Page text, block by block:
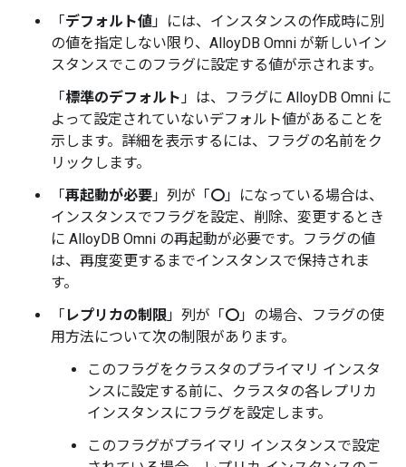
「デフォルト値」には、インスタンスの作成時に別
の値を指定しない限り、AlloyDB Omni が新しいイン
スタンスでこのフラグに設定する値が示されます。
「標準のデフォルト」は、フラグに AlloyDB Omni に
よって設定されていないデフォルト値があることを
示します。詳細を表示するには、フラグの名前をク
リックします。
「再起動が必要」列が「〇」になっている場合は、
インスタンスでフラグを設定、削除、変更するとき
に AlloyDB Omni の再起動が必要です。フラグの値
は、再度変更するまでインスタンスで保持されま
す。
「 レプリカの制限」列が「〇」の場合、フラグの使
用方法について次の制限があります。
このフラグをクラスタのプライマリ インスタ
ンスに設定する前に、クラスタの各レプリカ
インスタンスにフラグを設定します。
このフラグがプライマリ インスタンスで設定